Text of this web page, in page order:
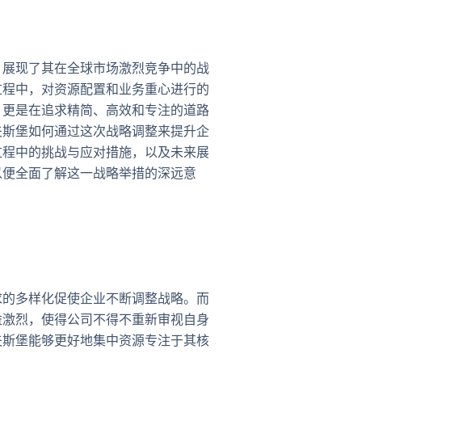
现了其在全球市场激烈竞争中的战
中，对资源配置和业务重心进行的
是在追求精简、高效和专注的道路
堡如何通过这次战略调整来提升企
中的挑战与应对措施，以及未来展
全面了解这一战略举措的深远意
多样化促使企业不断调整战略。而
烈，使得公司不得不重新审视自身
堡能够更好地集中资源专注于其核